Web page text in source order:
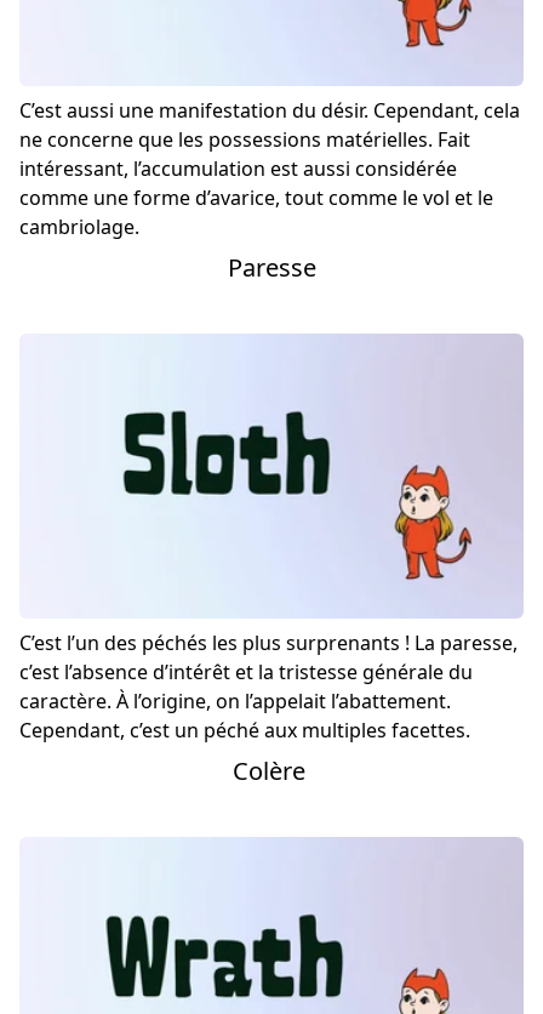
C’est aussi une manifestation du désir. Cependant, cela
ne concerne que les possessions matérielles. Fait
intéressant, l’accumulation est aussi considérée
comme une forme d’avarice, tout comme le vol et le
cambriolage.
Paresse
C’est l’un des péchés les plus surprenants ! La paresse,
c’est l’absence d’intérêt et la tristesse générale du
caractère. À l’origine, on l’appelait l’abattement.
Cependant, c’est un péché aux multiples facettes.
Colère